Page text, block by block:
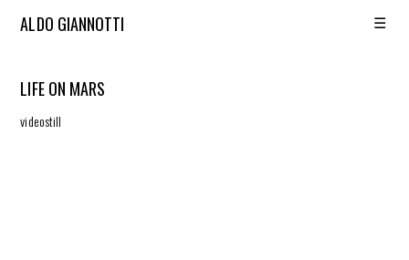
ALDO GIANNOTTI ☰
LIFE ON MARS
videostill